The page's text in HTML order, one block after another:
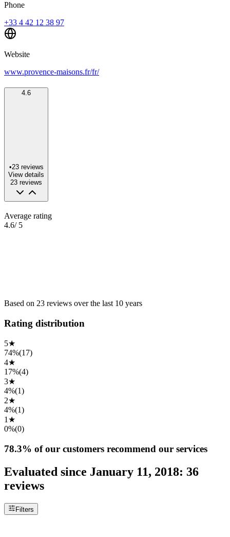
Phone
+33 4 42 12 38 97
Website
www.provence-maisons.fr/fr/
4.6
•23 reviews
View details
23 reviews
Average rating
4.6/ 5
Based on 23 reviews over the last 10 years
Rating distribution
5★
74%(17)
4★
17%(4)
3★
4%(1)
2★
4%(1)
1 ★
0%(0)
78.3% of our customers recommend our services
Evaluated since January 11, 2018: 36
reviews
Filters